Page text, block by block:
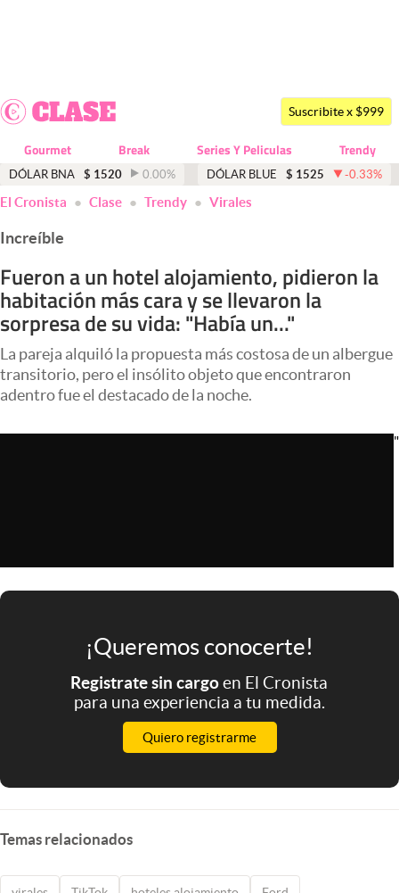
Dólar
Economía y Política
Finanzas y Mercados
Mercados Online
Negocios
Columnistas
Apertura
abre en nueva pestaña
Argentina
Suscribite x $999
Gourmet Break Series Y Peliculas Trendy
DÓLAR BNA $ 1520 0.00% DÓLAR BLUE $ 1525 -0.33%
El Cronista Clase Trendy Virales
Increíble
Fueron a un hotel alojamiento, pidieron la
habitación más cara y se llevaron la
sorpresa de su vida: "Había un..."
La pareja alquiló la propuesta más costosa de un albergue
transitorio, pero el insólito objeto que encontraron
adentro fue el destacado de la noche.
"
¡Queremos conocerte!
Registrate sin cargoen El Cronista
para una experiencia a tu medida.
Quiero registrarme
Temas relacionados